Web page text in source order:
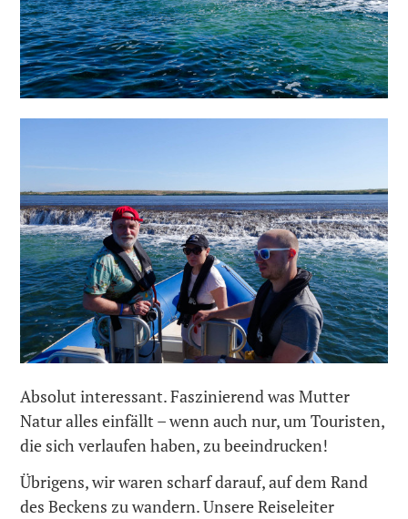
Absolut interessant. Faszinierend was Mutter
Natur alles einfällt – wenn auch nur, um Touristen,
die sich verlaufen haben, zu beeindrucken!
Übrigens, wir waren scharf darauf, auf dem Rand
des Beckens zu wandern. Unsere Reiseleiter